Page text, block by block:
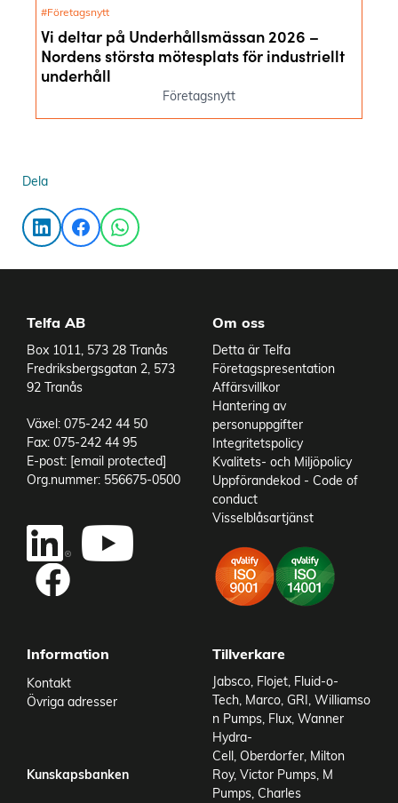
#Företagsnytt
Vi deltar på Underhållsmässan 2026 –
Nordens största mötesplats för industriellt
underhåll
Företagsnytt
Dela
Telfa AB
Box 1011, 573 28 Tranås
Fredriksbergsgatan 2, 573
92 Tranås
Växel: 075-242 44 50
Fax: 075-242 44 95
E-post: [email protected]
Org.nummer: 556675-0500
Om oss
Detta är Telfa
Företagspresentation
Affärsvillkor
Hantering av
personuppgifter
Integritetspolicy
Kvalitets- och Miljöpolicy
Uppförandekod - Code of
conduct
Visselblåsartjänst
Information
Kontakt
Övriga adresser
Kunskapsbanken
Tillverkare
Jabsco, Flojet, Fluid-o-
Tech, Marco, GRI, Williamso
n Pumps, Flux, Wanner
Hydra-
Cell, Oberdorfer, Milton
Roy, Victor Pumps, M
Pumps, Charles